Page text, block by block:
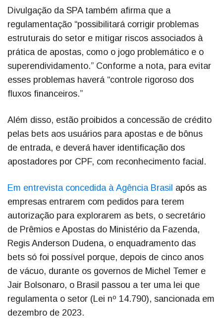
Divulgação da SPA também afirma que a
regulamentação “possibilitará corrigir problemas
estruturais do setor e mitigar riscos associados à
prática de apostas, como o jogo problemático e o
superendividamento.” Conforme a nota, para evitar
esses problemas haverá “controle rigoroso dos
fluxos financeiros.”
Além disso, estão proibidos a concessão de crédito
pelas bets aos usuários para apostas e de bônus
de entrada, e deverá haver identificação dos
apostadores por CPF, com reconhecimento facial.
Em entrevista concedida à Agência Brasil após as
empresas entrarem com pedidos para terem
autorização para explorarem as bets, o secretário
de Prêmios e Apostas do Ministério da Fazenda,
Regis Anderson Dudena, o enquadramento das
bets só foi possível porque, depois de cinco anos
de vácuo, durante os governos de Michel Temer e
Jair Bolsonaro, o Brasil passou a ter uma lei que
regulamenta o setor (Lei nº 14.790), sancionada em
dezembro de 2023.